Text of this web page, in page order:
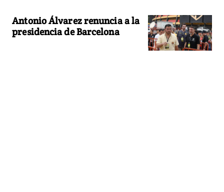
Antonio Álvarez renuncia a la
presidencia de Barcelona